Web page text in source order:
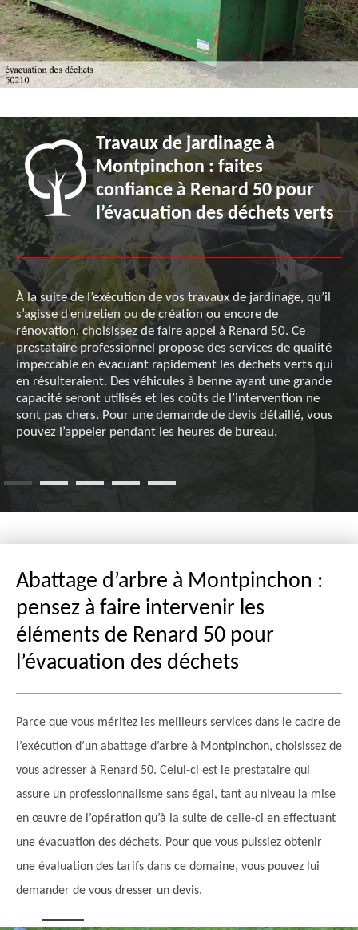
Travaux de jardinage à
Montpinchon : faites
confiance à Renard 50 pour
l’évacuation des déchets verts
À la suite de l’exécution de vos travaux de jardinage, qu’il
s’agisse d’entretien ou de création ou encore de
rénovation, choisissez de faire appel à Renard 50. Ce
prestataire professionnel propose des services de qualité
impeccable en évacuant rapidement les déchets verts qui
en résulteraient. Des véhicules à benne ayant une grande
capacité seront utilisés et les coûts de l’intervention ne
sont pas chers. Pour une demande de devis détaillé, vous
pouvez l’appeler pendant les heures de bureau.
Abattage d’arbre à Montpinchon :
pensez à faire intervenir les
éléments de Renard 50 pour
l’évacuation des déchets
Parce que vous méritez les meilleurs services dans le cadre de
l’exécution d’un abattage d’arbre à Montpinchon, choisissez de
vous adresser à Renard 50. Celui-ci est le prestataire qui
assure un professionnalisme sans égal, tant au niveau la mise
en œuvre de l’opération qu’à la suite de celle-ci en effectuant
une évacuation des déchets. Pour que vous puissiez obtenir
une évaluation des tarifs dans ce domaine, vous pouvez lui
demander de vous dresser un devis.